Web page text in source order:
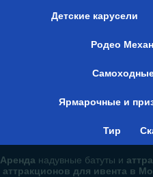
Детские карусели
Родео
Ярмарочные и
Тир
Аренда надувные батуты и
аттракционов для ивента в